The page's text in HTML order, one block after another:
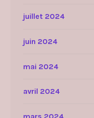
juillet 2024
juin 2024
mai 2024
avril 2024